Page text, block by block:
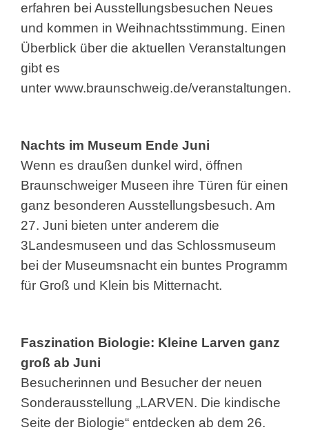
erfahren bei Ausstellungsbesuchen Neues
und kommen in Weihnachtsstimmung. Einen
Überblick über die aktuellen Veranstaltungen
gibt es
unter www.braunschweig.de/veranstaltungen.
Nachts im Museum Ende Juni
Wenn es draußen dunkel wird, öffnen
Braunschweiger Museen ihre Türen für einen
ganz besonderen Ausstellungsbesuch. Am
27. Juni bieten unter anderem die
3Landesmuseen und das Schlossmuseum
bei der Museumsnacht ein buntes Programm
für Groß und Klein bis Mitternacht.
Faszination Biologie: Kleine Larven ganz
groß ab Juni
Besucherinnen und Besucher der neuen
Sonderausstellung „LARVEN. Die kindische
Seite der Biologie“ entdecken ab dem 26.